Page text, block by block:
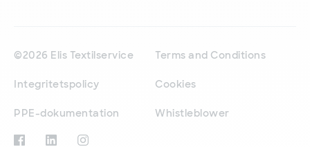
©2026 Elis Textilservice Terms and Conditions
Integritetspolicy Cookies
PPE-dokumentation Whistleblower